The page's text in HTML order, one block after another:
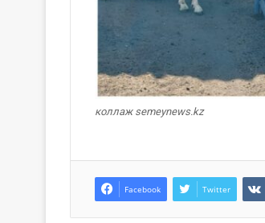
коллаж semeynews.kz
Facebook Twitter